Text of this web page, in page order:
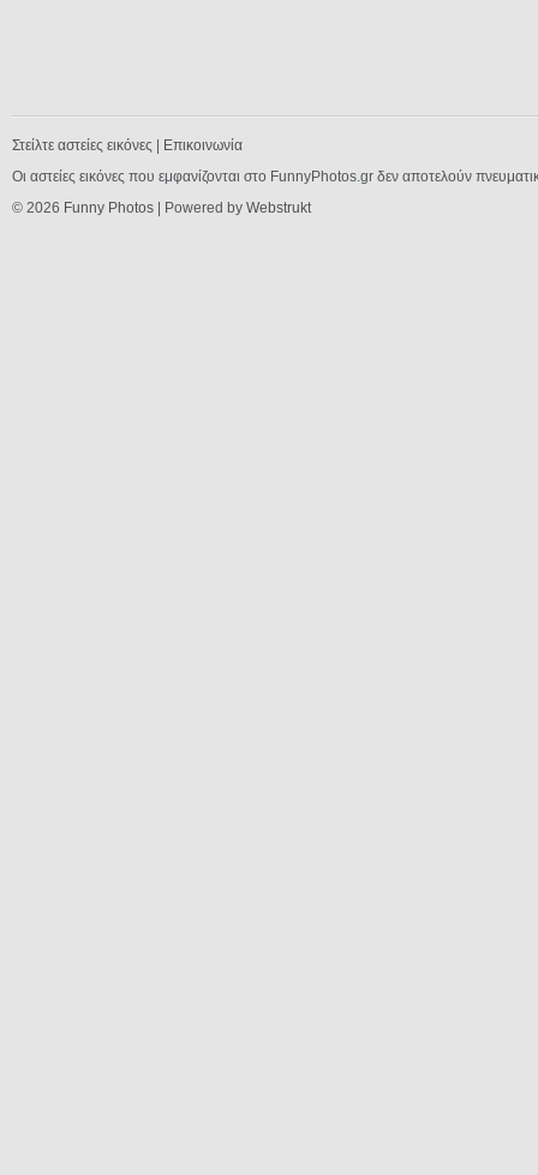
Στείλτε αστείες εικόνες
Επικοινωνία
Οι αστείες εικόνες που εμφανίζονται στο FunnyPhotos.gr δεν αποτελούν
© 2026 Funny Photos | Powered by Webstrukt